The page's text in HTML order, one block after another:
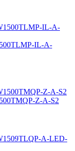
IL-A-
Z-A-S2